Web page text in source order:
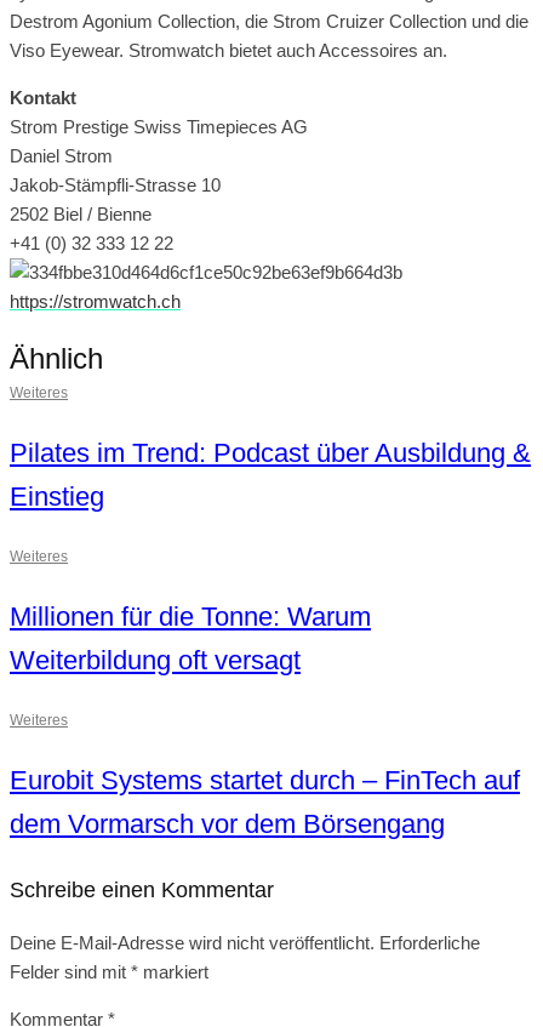
Destrom Agonium Collection, die Strom Cruizer Collection und die
Viso Eyewear. Stromwatch bietet auch Accessoires an.
Kontakt
Strom Prestige Swiss Timepieces AG
Daniel Strom
Jakob-Stämpfli-Strasse 10
2502 Biel / Bienne
+41 (0) 32 333 12 22
https://stromwatch.ch
Ähnlich
Weiteres
Pilates im Trend: Podcast über Ausbildung &
Einstieg
Weiteres
Millionen für die Tonne: Warum
Weiterbildung oft versagt
Weiteres
Eurobit Systems startet durch – FinTech auf
dem Vormarsch vor dem Börsengang
Schreibe einen Kommentar
Deine E-Mail-Adresse wird nicht veröffentlicht. Erforderliche
Felder sind mit * markiert
Kommentar *